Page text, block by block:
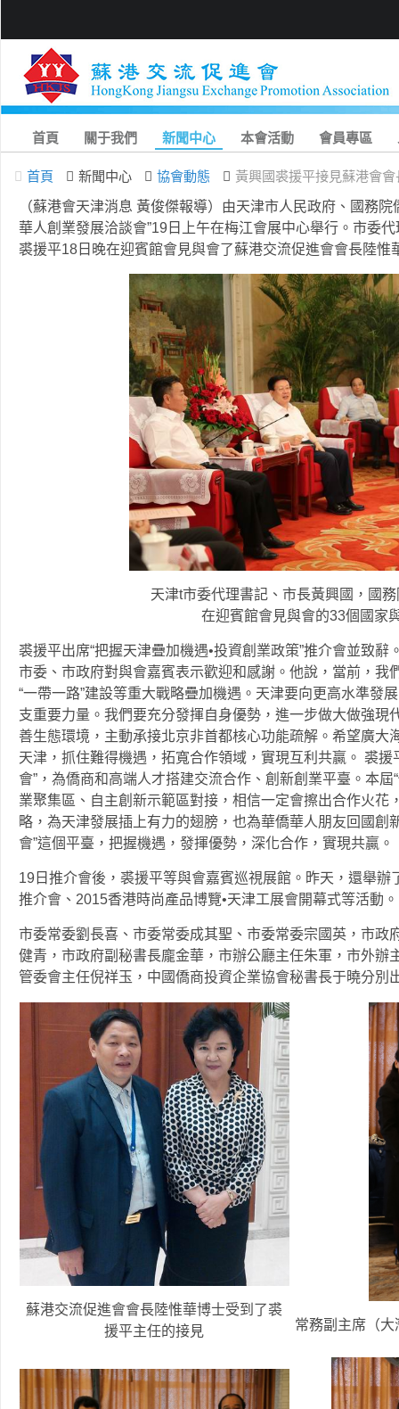
首頁 關于我們 新聞中心 本會活動 會員專區
首頁 新聞中心 協會動態
黃興國裘援平接見蘇港會
（蘇港會天津消息 黃俊傑報導）由天津市人民政府、國務
華人創業發展洽談會”19日上午在梅江會展中心舉行。市委
裘援平18日晚在迎賓館會見與會了蘇港交流促進會會長陸
天津t市委代理書記、市長黃興國，國
在迎賓館會見與會的33個國家
裘援平出席“把握天津疊加機遇•投資創業政策”推介會並致
市委、市政府對與會嘉賓表示歡迎和感謝。他說，當前，我
“一帶一路”建設等重大戰略疊加機遇。天津要向更高水準發
支重要力量。我們要充分發揮自身優勢，進一步做大做強現
善生態環境，主動承接北京非首都核心功能疏解。希望廣大
天津，抓住難得機遇，拓寬合作領域，實現互利共贏。 裘
會”，為僑商和高端人才搭建交流合作、創新創業平臺。本
業聚集區、自主創新示範區對接，相信一定會擦出合作火花
略，為天津發展插上有力的翅膀，也為華僑華人朋友回國創
會”這個平臺，把握機遇，發揮優勢，深化合作，實現共贏。
19日推介會後，裘援平等與會嘉賓巡視展館。昨天，還舉
推介會、2015香港時尚產品博覽•天津工展會開幕式等活動。
市委常委劉長喜、市委常委成其聖、市委常委宗國英，市政
健青，市政府副秘書長龐金華，市辦公廳主任朱軍，市外辦
管委會主任倪祥玉，中國僑商投資企業協會秘書長于曉分別
蘇港交流促進會會長陸惟華博士受到了裘
援平主任的接見
常務副主席（